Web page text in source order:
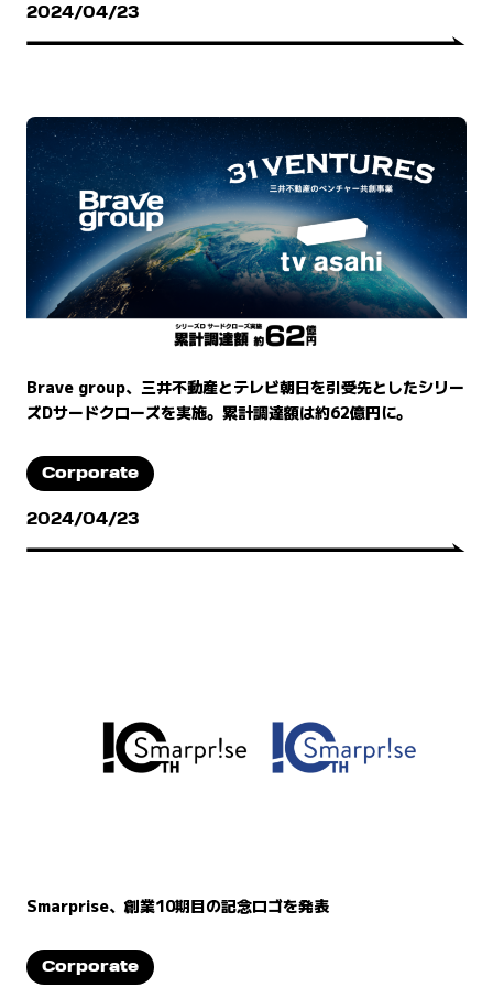
2024/04/23
Brave group、三井不動産とテレビ朝日を引受先としたシリー
ズDサードクローズを実施。累計調達額は約62億円に。
Corporate
2024/04/23
Smarprise、創業10期目の記念ロゴを発表
Corporate